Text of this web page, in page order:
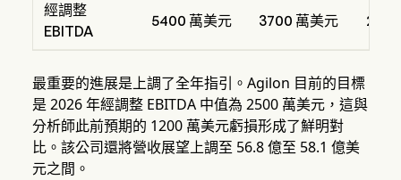
經調整
EBITDA
5400 萬美元 3700 萬美元 2100
最重要的進展是上調了全年指引。Agilon 目前的目標
是 2026 年經調整 EBITDA 中值為 2500 萬美元，這與
分析師此前預期的 1200 萬美元虧損形成了鮮明對
比。該公司還將營收展望上調至 56.8 億至 58.1 億美
元之間。